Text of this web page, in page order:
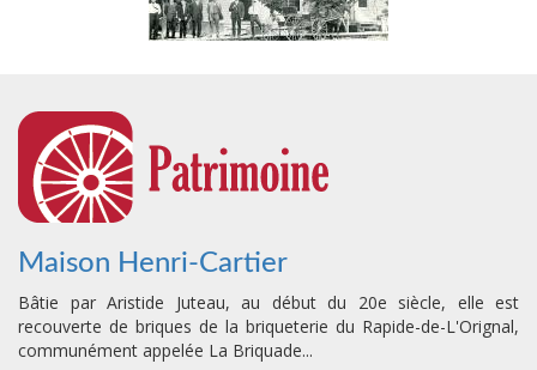
Maison Henri-Cartier
Bâtie par Aristide Juteau, au début du 20e siècle, elle est
recouverte de briques de la briqueterie du Rapide-de-L'Orignal,
communément appelée La Briquade...